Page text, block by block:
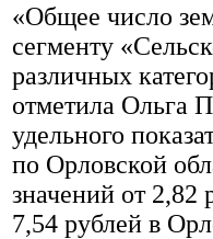
«Общее число
сегменту
различных
отметила Ольга
удельного
по Орловской
значений от 2,82
7,54 рублей в